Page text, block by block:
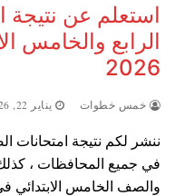
استعلم عن
الرابع والخامس
2026
خمس خطوات يناير 22, 2026
والصف الخامس